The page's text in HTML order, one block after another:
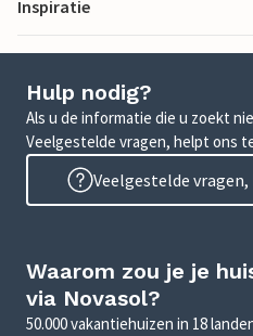
Inspiratie
Hulp nodig?
Als u de informatie die u zoekt
Veelgestelde vragen, helpt ons
Veelgestelde
Waarom zou je je
via Novasol?
50.000 vakantiehuizen in 18